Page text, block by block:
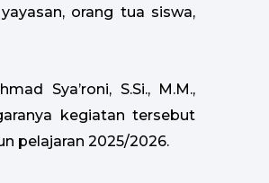
orang tua siswa,
Sya’roni, S.Si., M.M.,
kegiatan tersebut
pelajaran 2025/2026.